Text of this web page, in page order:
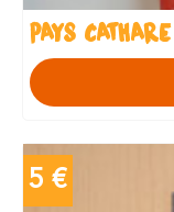
PAYS CATHARE
5 €